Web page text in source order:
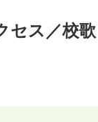
セス／校歌